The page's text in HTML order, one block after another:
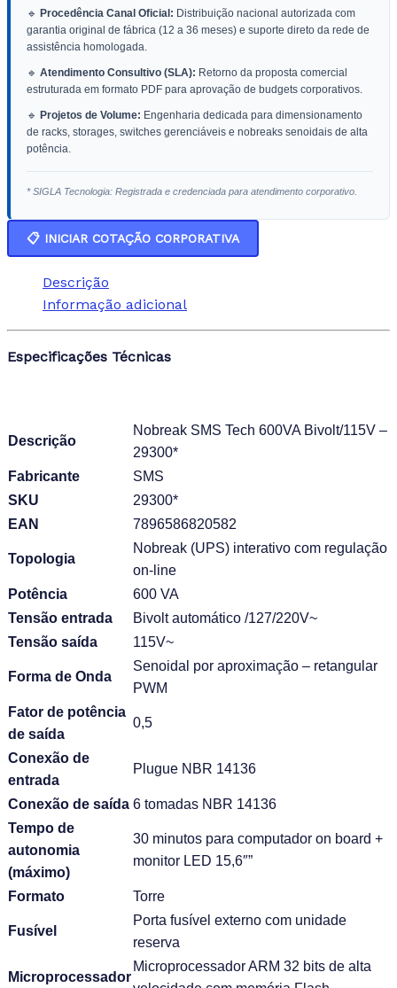
🔹 Procedência Canal Oficial: Distribuição nacional autorizada com
garantia original de fábrica (12 a 36 meses) e suporte direto da rede de
assistência homologada.
🔹 Atendimento Consultivo (SLA): Retorno da proposta comercial
estruturada em formato PDF para aprovação de budgets corporativos.
🔹 Projetos de Volume: Engenharia dedicada para dimensionamento
de racks, storages, switches gerenciáveis e nobreaks senoidais de alta
potência.
* SIGLA Tecnologia: Registrada e credenciada para atendimento corporativo.
📋 INICIAR COTAÇÃO CORPORATIVA
Descrição
Informação adicional
Especificações Técnicas
Descrição
Nobreak SMS Tech 600VA Bivolt/115V –
29300*
Fabricante
SMS
SKU
29300*
EAN
7896586820582
Topologia
Nobreak (UPS) interativo com regulação
on-line
Potência
600 VA
Tensão entrada
Bivolt automático /127/220V~
Tensão saída
115V~
Forma de Onda
Senoidal por aproximação – retangular
PWM
Fator de potência
de saída
0,5
Conexão de
entrada
Plugue NBR 14136
Conexão de saída 6 tomadas NBR 14136
Tempo de
autonomia
(máximo)
30 minutos para computador on board +
monitor LED 15,6″”
Formato Torre
Fusível
Porta fusível externo com unidade
reserva
Microprocessador
Microprocessador ARM 32 bits de alta